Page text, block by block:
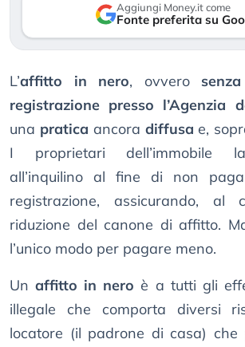
Aggiungi Money.it come
Fonte preferita su
L’affitto in nero, ovvero
registrazione presso l’Agenzia
una pratica ancora diffusa e,
I proprietari dell’immobile
all’inquilino al fine di non
registrazione, assicurando, al
riduzione del canone di affitto.
l’unico modo per pagare meno.
Unaffitto in nero è a tutti gli
illegale che comporta diversi
locatore (il padrone di casa) che